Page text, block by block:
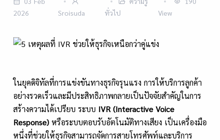
2026
Sroisuda
ทั่วไป
View
ในยุคดิจิทัลที่การแข่งขันทางธุรกิจรุนแรง การให้บริการลูกค้า
อย่างรวดเร็วและมีประสิทธิภาพกลายเป็นปัจจัยสำคัญในการ
สร้างความได้เปรียบ ระบบ IVR (Interactive Voice
Response) หรือระบบตอบรับอัตโนมัติทางเสียง เป็นเครื่องมือ
หนึ่งที่ช่วยให้ธุรกิจสามารถจัดการสายโทรศัพท์และบริการ